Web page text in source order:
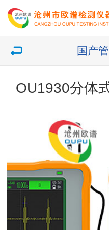
国产
OU1930分体